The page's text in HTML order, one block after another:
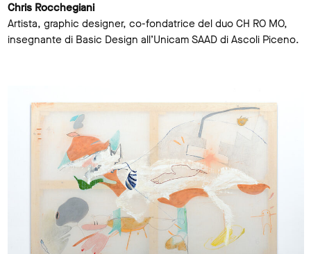
Chris Rocchegiani
Artista, graphic designer, co-fondatrice del duo CH RO MO,
insegnante di Basic Design all’Unicam SAAD di Ascoli Piceno.